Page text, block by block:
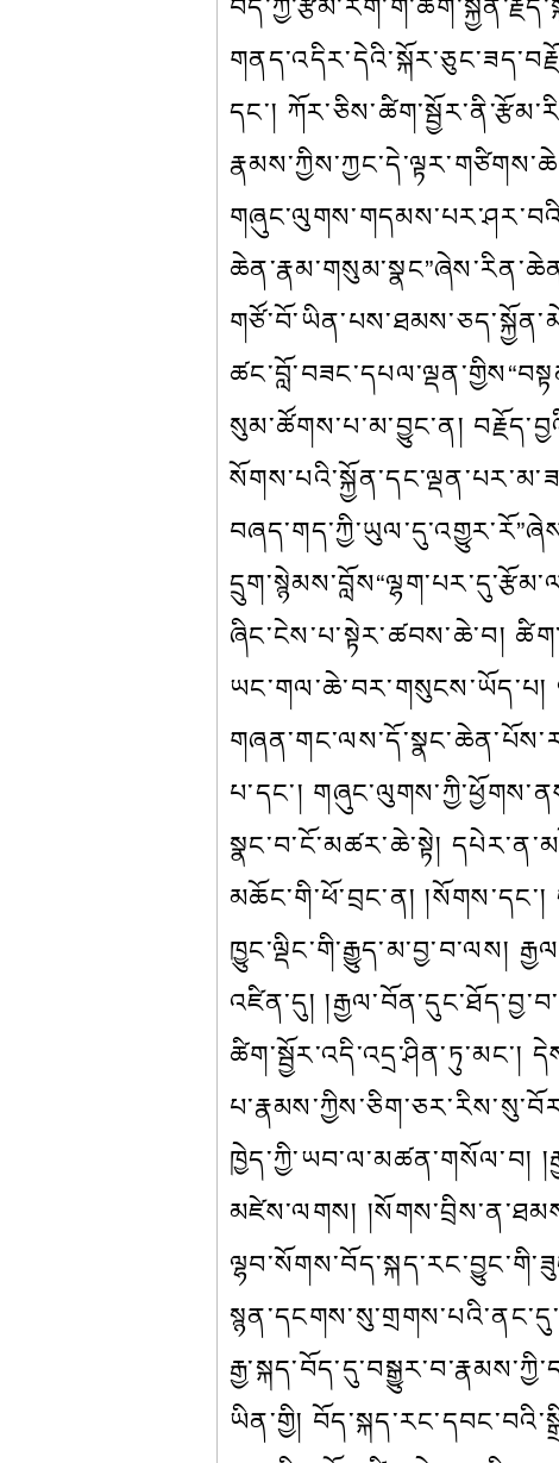
དང་།
སུམ་ཚོགས་པ་མ་བྱུང་ན།
ཞིང་ངེས་པ་སྟེར་ཚབས་ཆེ་བ།
པ་དང་།
སྣང་བ་ངོ་མཚར་ཆེ་སྟེ།
མཆོང་གི་ཕོ་བྲང་ན།
ཁྱུང་ལྡིང་གི་རྒྱུད་མ་བྱ་བ་ལས།
འཛིན་དུ།
ཚིག་སྦྱོར་འདི་འདྲ་ཤིན་ཏུ་མང་།
ཁྱེད་ཀྱི་ཡབ་ལ་མཚན་གསོལ་བ།
མཛེས་ལགས།
ཡིན་གྱི།